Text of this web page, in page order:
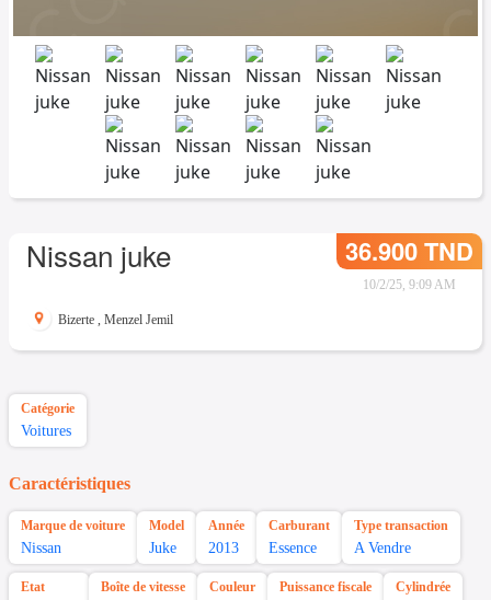
Nissan juke 36.900 TND
10/2/25, 9:09 AM
Bizerte , Menzel Jemil
Catégorie
Voitures
Caractéristiques
Marque de voiture
Nissan
Model
Juke
Année
2013
Carburant
Essence
Type transaction
A Vendre
Etat Boîte de vitesse Couleur Puissance fiscale Cylindrée